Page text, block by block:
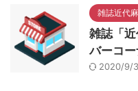
雑誌近代
雑誌「
バーコ
2020/9/